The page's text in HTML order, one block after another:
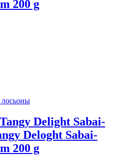
200 g
Delight Sabai-
Deloght Sabai-
200 g